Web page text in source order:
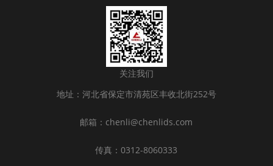
关注我们
地址：河北省保定市清苑区丰收北街252号
邮箱：chenli@chenlids.com
传真：0312-8060333